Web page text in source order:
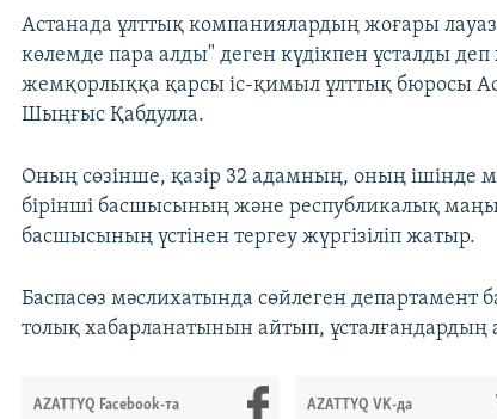
Астанада ұлттық компаниялардың жоғары
көлемде пара алды" деген күдікпен ұсталды
жемқорлыққа қарсы іс-қимыл ұлттық бюросы
Шыңғыс Қабдулла.
Оның сөзінше, қазір 32 адамның, оның ішінде
бірінші басшысының және республикалық
басшысының үстінен тергеу жүргізіліп жатыр.
Баспасөз мәслихатында сөйлеген департамент
толық хабарланатынын айтып,
AZATTYQ Facebook-та AZATTYQ VK-да